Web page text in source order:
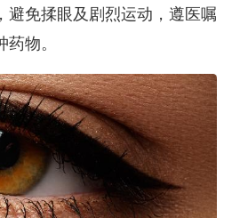
避免揉眼及剧烈运动，遵医嘱
物。